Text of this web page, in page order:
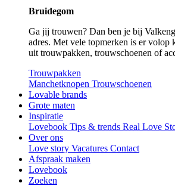
Bruidegom
Ga jij trouwen? Dan ben je bij
adres. Met vele topmerken is er volop
uit trouwpakken, trouwschoenen of
Trouwpakken
Manchetknopen Trouwschoenen
Lovable brands
Grote maten
Inspiratie
Lovebook Tips & trends Real Love
Over ons
Love story Vacatures Contact
Afspraak maken
Lovebook
Zoeken